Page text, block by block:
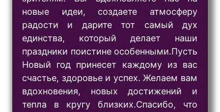
новые идеи, создаете атмосферу
радости и дарите тот самый дух
единства, который делает наши
праздники поистине особенными.Пусть
Новый год принесет каждому из вас
счастье, здоровье и успех. Желаем вам
вдохновения, новых достижений и
тепла в кругу близких.Спасибо, что